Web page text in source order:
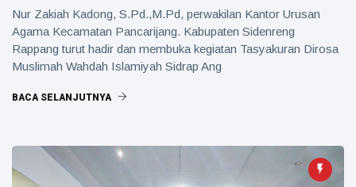
Nur Zakiah Kadong, S.Pd.,M.Pd, perwakilan Kantor Urusan
Agama Kecamatan Pancarijang. Kabupaten Sidenreng
Rappang turut hadir dan membuka kegiatan Tasyakuran Dirosa
Muslimah Wahdah Islamiyah Sidrap Ang
BACA SELANJUTNYA